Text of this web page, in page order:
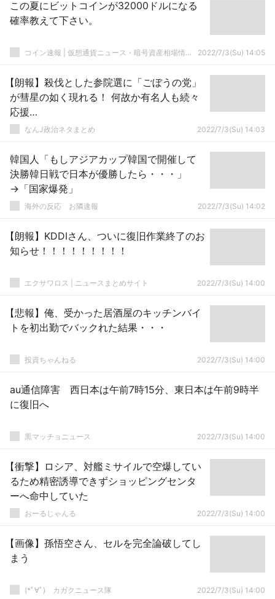
この夏にビットコインが32000ドルになる
確率教えて下さい。
コイン速報 | 仮想通貨ニュース・暗号資産相場情報・5chまとめ 2022/7/3(Su) 14:05
【朗報】殺伐とした参院選に「ごぼうの党」
が彗星の如く現れる！ 何故か有名人も続々
応援…
なんJ政治ネタまとめ 2022/7/3(Su) 14:03
韓国人「もしアジアカップ韓国で開催して
決勝韓日戦で日本が優勝したら・・・」
→「国家爆発」
海外の反応 お隣速報 2022/7/3(Su) 14:02
【朗報】KDDIさん、ついに復旧作業終了のお
知らせ！！！！！！！！！
エクサワロス | ニュースまとめサイト 2022/7/3(Su) 14:00
【悲報】俺、受かった居酒屋のキッチンバイ
トを初出勤でバックれた結果・・・
投資ちゃんねる 2022/7/3(Su) 14:00
au通信障害 西日本は午前7時15分、東日本は午前9時半
に復旧へ
黒マッチョニュース 2022/7/3(Su) 14:00
【衝撃】ロシア、対艦ミサイルで空爆してい
るため精密誘導できずショッピングセンタ
ーへ命中していた
おーるじゃんる 2022/7/3(Su) 14:00
【画像】孫悟空さん、セルを完全論破してし
まう
(*ﾟ∀ﾟ)ゞカガクニュース隊 2022/7/3(Su) 14:00